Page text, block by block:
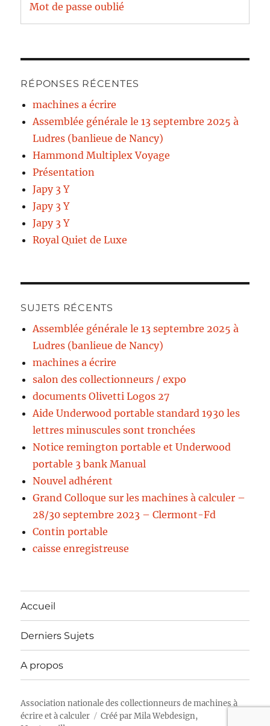
Mot de passe oublié
RÉPONSES RÉCENTES
machines a écrire
Assemblée générale le 13 septembre 2025 à
Ludres (banlieue de Nancy)
Hammond Multiplex Voyage
Présentation
Japy 3 Y
Japy 3 Y
Japy 3 Y
Royal Quiet de Luxe
SUJETS RÉCENTS
Assemblée générale le 13 septembre 2025 à
Ludres (banlieue de Nancy)
machines a écrire
salon des collectionneurs / expo
documents Olivetti Logos 27
Aide Underwood portable standard 1930 les
lettres minuscules sont tronchées
Notice remington portable et Underwood
portable 3 bank Manual
Nouvel adhérent
Grand Colloque sur les machines à calculer –
28/30 septembre 2023 – Clermont-Fd
Contin portable
caisse enregistreuse
Accueil
Derniers Sujets
A propos
Association nationale des collectionneurs de machines à
écrire et à calculer
Créé parMila Webdesign,